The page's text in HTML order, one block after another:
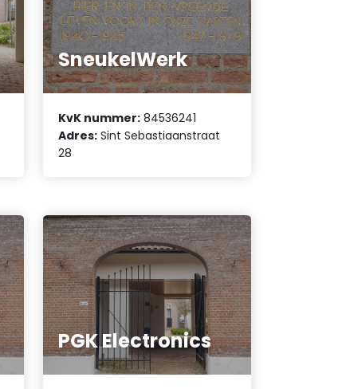
SneukelWerk
KvK nummer: 84536241
Adres: Sint Sebastiaanstraat
28
PGK Electronics